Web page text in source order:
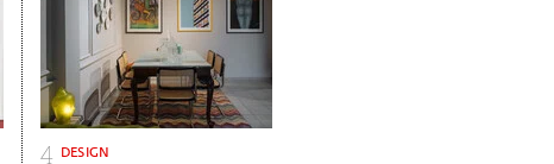
DESIGN